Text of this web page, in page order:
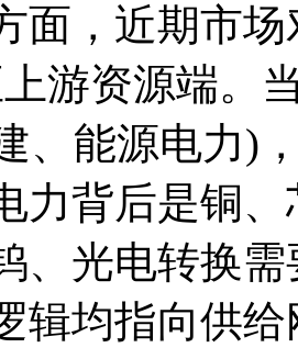
，近期市场
上游资源端。
、能源电力)
力背后是铜
、光电转换
辑均指向供